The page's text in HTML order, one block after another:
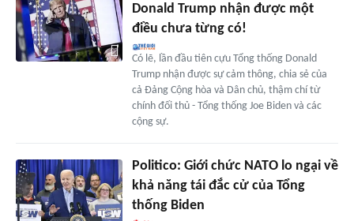
Donald Trump nhận được một
điều chưa từng có!
Có lẽ, lần đầu tiên cựu Tổng thống Donald
Trump nhận được sự cảm thông, chia sẻ của
cả Đảng Cộng hòa và Dân chủ, thậm chí từ
chính đối thủ - Tổng thống Joe Biden và các
cộng sự.
Politico: Giới chức NATO lo ngại về
khả năng tái đắc cử của Tổng
thống Biden